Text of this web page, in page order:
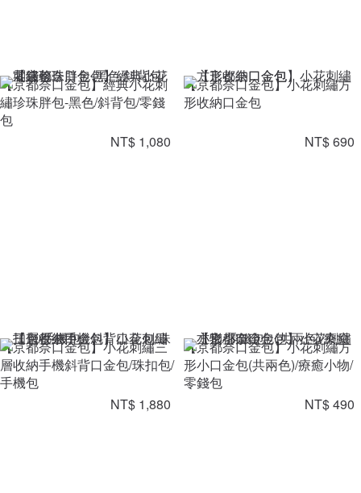
【京都奈口金包】經典小花刺
繡珍珠胖包-黑色/斜背包/零錢
包
NT$ 1,080
【京都奈口金包】小花刺繡方
形收納口金包
NT$ 690
【京都奈口金包】小花刺繡三
層收納手機斜背口金包/珠扣包/
手機包
NT$ 1,880
【京都奈口金包】小花刺繡方
形小口金包(共兩色)/療癒小物/
零錢包
NT$ 490